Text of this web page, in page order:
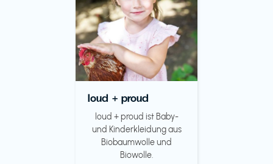
loud + proud
loud + proud ist Baby-
und Kinderkleidung aus
Biobaumwolle und
Biowolle.